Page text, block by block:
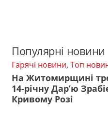
Популярні новини
Гарячі новини, Топ
На Житомирщині
14-річну Дар’ю
Кривому Розі